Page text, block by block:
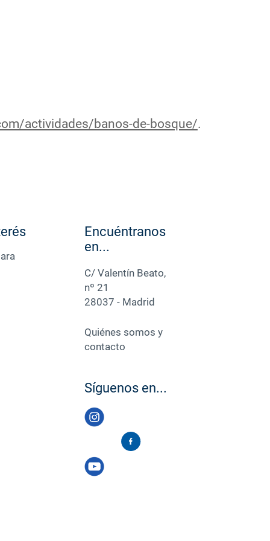
actividades/banos-de-bosque/.
Encuéntranos
en...
C/ Valentín Beato,
nº 21
28037 - Madrid
Quiénes somos y
contacto
Síguenos en...